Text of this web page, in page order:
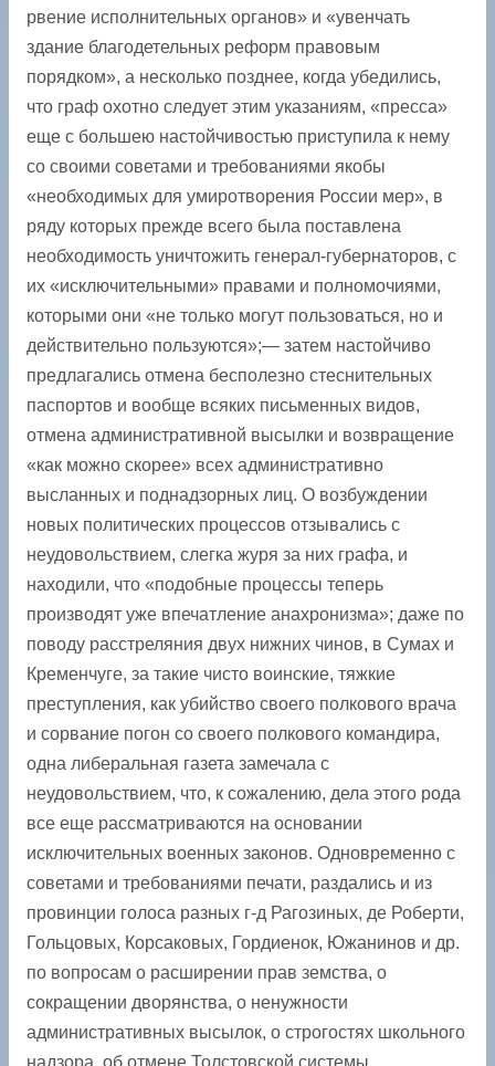
рвение исполнительных органов» и «увенчать
здание благодетельных реформ правовым
порядком», а несколько позднее, когда убедились,
что граф охотно ­следует этим указаниям, «пресса»
еще с большею настойчивостью приступила к нему
со своими советами и требованиями якобы
«необходимых для умиротворения России мер», в
ряду которых прежде всего была поставлена
необходимость уничтожить генерал-губернаторов, с
их «исключительными» правами и полномочиями,
которыми они «не только могут пользоваться, но и
действительно пользуются»;— затем настойчиво
предлагались отмена бесполезно стеснительных
паспортов и вообще всяких письменных видов,
отмена административной высылки и возвращение
«как можно скорее» всех административно
высланных и поднадзорных лиц. О возбуждении
новых политических процессов отзывались с
неудовольствием, слегка журя за них графа, и
находили, что «подобные процессы теперь
производят уже впечатление анахронизма»; даже по
поводу расстреляния двух нижних чинов, в Сумах и
Кременчуге, за такие чисто воинские, тяжкие
преступления, как убийство своего полкового врача
и сорвание погон со своего полкового командира,
одна либеральная газета замечала с
неудовольствием, что, к сожалению, дела этого рода
все еще рассматриваются на основании
исключительных военных законов. Одновременно с
советами и требованиями печати, раздались и из
провинции голоса разных г-д Рагозиных, де Роберти,
Гольцовых, Корсаковых, Гордиенок, Южанинов и др.
по вопросам о расширении прав земства, о
сокращении дворянства, о ненужности
административных высылок, о строгостях школьного
надзора, об отмене Толстовской системы